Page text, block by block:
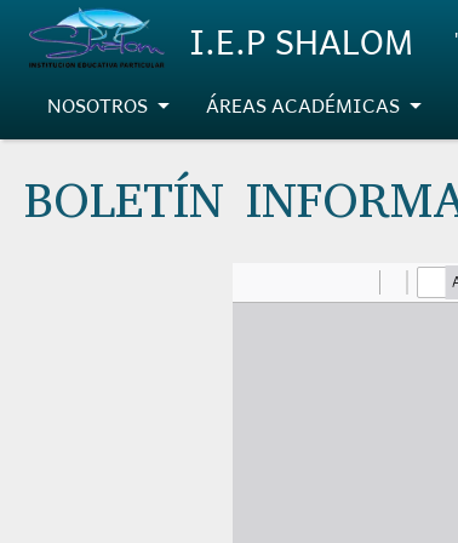
Pasar al contenido principalI.E.P SHALOM
NOSOTROS ÁREAS ACADÉMICAS
BOLETÍN